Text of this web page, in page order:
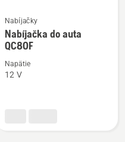
Zobraziť
viac
podrobností
Nabíjačky
Nabíjačka do auta
QC80F
Napätie
12 V